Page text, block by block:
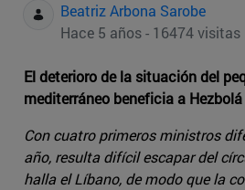
Beatriz Arbona Sarobe
Hace 5 años - 16474 visitas
El deterioro de la situación del
mediterráneo beneficia a
Con cuatro primeros ministros
año, resulta difícil escapar del
halla el Líbano, de modo que la